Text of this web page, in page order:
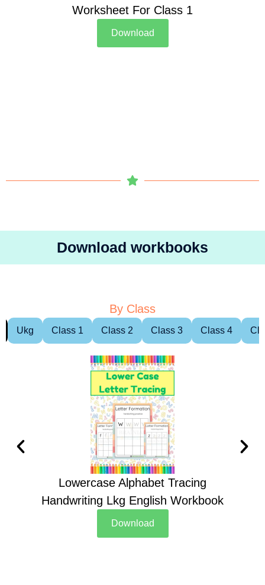
Worksheet For Class 1
Download
Download workbooks
By Class
Ukg Class 1 Class 2 Class 3 Class 4
Lowercase Alphabet Tracing
Handwriting Lkg English Workbook
Download